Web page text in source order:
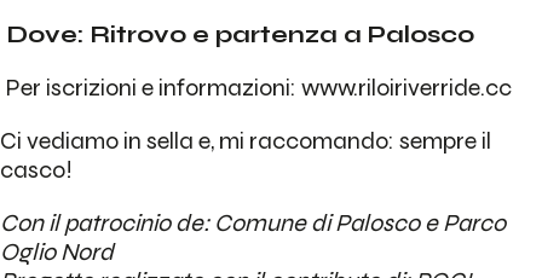
Dove: Ritrovo e partenza a Palosco
Per iscrizioni e informazioni: www.riloiriverride.cc
Ci vediamo in sella e, mi raccomando: sempre il
casco!
Con il patrocinio de: Comune di Palosco e Parco
Oglio Nord